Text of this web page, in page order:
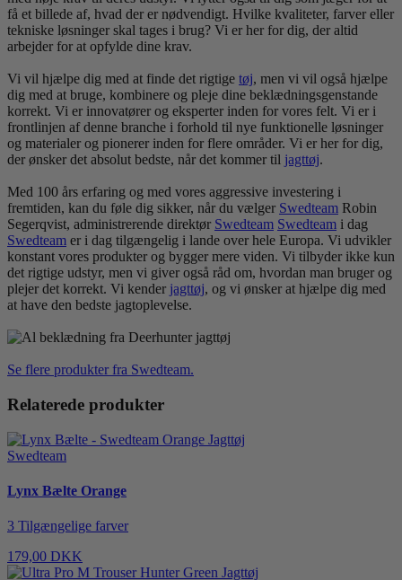
få et billede af, hvad der er nødvendigt. Hvilke kvaliteter, farver eller
tekniske løsninger skal tages i brug? Vi er her for dig, der altid
arbejder for at opfylde dine krav.
Vi vil hjælpe dig med at finde det rigtige tøj, men vi vil også hjælpe
dig med at bruge, kombinere og pleje dine beklædningsgenstande
korrekt. Vi er innovatører og eksperter inden for vores felt. Vi er i
frontlinjen af ​​denne branche i forhold til nye funktionelle løsninger
og materialer og pionerer inden for flere områder. Vi er her for dig,
der ønsker det absolut bedste, når det kommer til jagttøj.
Med 100 års erfaring og med vores aggressive investering i
fremtiden, kan du føle dig sikker, når du vælger Swedteam Robin
Segerqvist, administrerende direktør Swedteam Swedteam i dag
Swedteam er i dag tilgængelig i lande over hele Europa. Vi udvikler
konstant vores produkter og bygger mere viden. Vi tilbyder ikke kun
det rigtige udstyr, men vi giver også råd om, hvordan man bruger og
plejer det korrekt. Vi kender jagttøj, og vi ønsker at hjælpe dig med
at have den bedste jagtoplevelse.
Se flere produkter fra Swedteam.
Relaterede produkter
Swedteam
Lynx Bælte Orange
3 Tilgængelige farver
179,00 DKK